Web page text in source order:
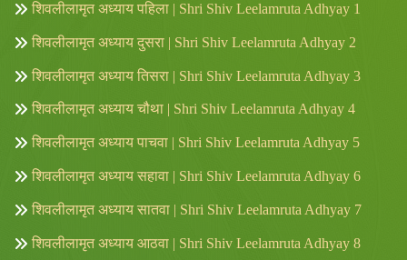
शिवलीलामृत अध्याय पहिला | Shri Shiv Leelamruta Adhyay 1
शिवलीलामृत अध्याय दुसरा | Shri Shiv Leelamruta Adhyay 2
शिवलीलामृत अध्याय तिसरा | Shri Shiv Leelamruta Adhyay 3
शिवलीलामृत अध्याय चौथा | Shri Shiv Leelamruta Adhyay 4
शिवलीलामृत अध्याय पाचवा | Shri Shiv Leelamruta Adhyay 5
शिवलीलामृत अध्याय सहावा | Shri Shiv Leelamruta Adhyay 6
शिवलीलामृत अध्याय सातवा | Shri Shiv Leelamruta Adhyay 7
शिवलीलामृत अध्याय आठवा | Shri Shiv Leelamruta Adhyay 8